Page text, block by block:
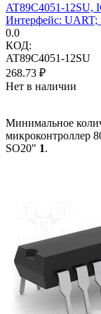
AT89C4051-12SU,
Интерфейс: UART;
0.0
КОД:
AT89C4051-12SU
268.73 ₽
Нет в наличии
Минимальное
микроконтроллер
SO20" 1.